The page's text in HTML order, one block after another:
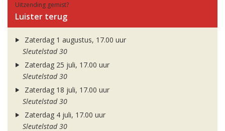
Uitzending gemist?
Luister terug
Zaterdag 1 augustus, 17.00 uur
Sleutelstad 30
Zaterdag 25 juli, 17.00 uur
Sleutelstad 30
Zaterdag 18 juli, 17.00 uur
Sleutelstad 30
Zaterdag 4 juli, 17.00 uur
Sleutelstad 30